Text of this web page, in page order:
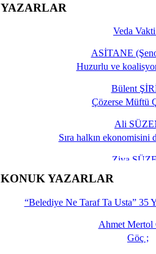
YAZARLAR
Veda
ASİTANE
Huzurlu ve
Bülent
Çözerse Müftü
Ali
Sıra halkın ekonomisini
Ziya
İşte Biz
KONUK YAZARLAR
“Belediye Ne Taraf Ta Usta” 35
Ahmet Mertol
Göç ;